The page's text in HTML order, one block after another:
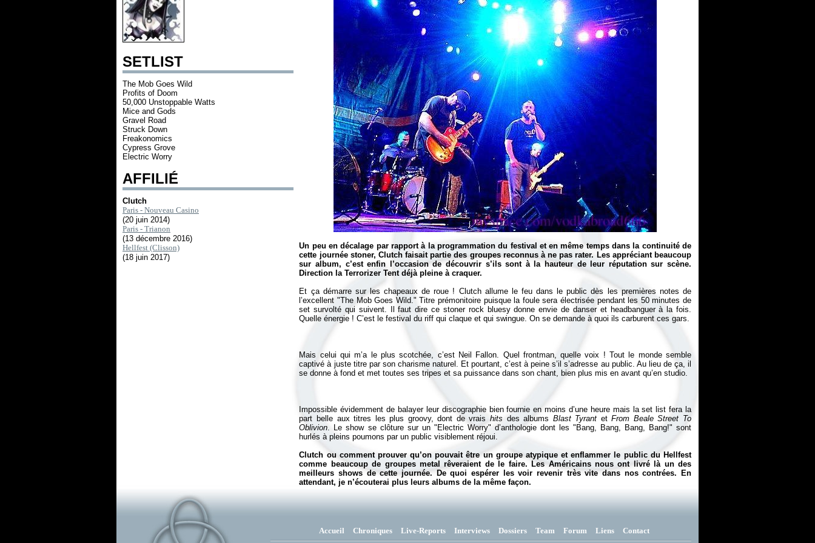
SETLIST
The Mob Goes Wild
Profits of Doom
50,000 Unstoppable Watts
Mice and Gods
Gravel Road
Struck Down
Freakonomics
Cypress Grove
Electric Worry
AFFILIÉ
Clutch
Paris - Nouveau Casino
(20 juin 2014)
Paris - Trianon
(13 décembre 2016)
Hellfest (Clisson)
(18 juin 2017)
Un peu en décalage par rapport à la programmation du festival et en même temps dans la continuité de
cette journée stoner, Clutch faisait partie des groupes reconnus à ne pas rater. Les appréciant beaucoup
sur album, c’est enfin l’occasion de découvrir s’ils sont à la hauteur de leur réputation sur scène.
Direction la Terrorizer Tent déjà pleine à craquer.
Et ça démarre sur les chapeaux de roue ! Clutch allume le feu dans le public dès les premières notes de
l’excellent "The Mob Goes Wild." Titre prémonitoire puisque la foule sera électrisée pendant les 50 minutes de
set survolté qui suivent. Il faut dire ce stoner rock bluesy donne envie de danser et headbanguer à la fois.
Quelle énergie ! C’est le festival du riff qui claque et qui swingue. On se demande à quoi ils carburent ces gars.
Mais celui qui m’a le plus scotchée, c’est Neil Fallon. Quel frontman, quelle voix ! Tout le monde semble
captivé à juste titre par son charisme naturel. Et pourtant, c’est à peine s’il s’adresse au public. Au lieu de ça, il
se donne à fond et met toutes ses tripes et sa puissance dans son chant, bien plus mis en avant qu’en studio.
Impossible évidemment de balayer leur discographie bien fournie en moins d’une heure mais la set list fera la
part belle aux titres les plus groovy, dont de vrais hitsdes albums Blast Tyrant etFrom Beale Street To
Oblivion. Le show se clôture sur un "Electric Worry" d’anthologie dont les "Bang, Bang, Bang, Bang!" sont
hurlés à pleins poumons par un public visiblement réjoui.
Clutch ou comment prouver qu’on pouvait être un groupe atypique et enflammer le public du Hellfest
comme beaucoup de groupes metal rêveraient de le faire. Les Américains nous ont livré là un des
meilleurs shows de cette journée. De quoi espérer les voir revenir très vite dans nos contrées. En
attendant, je n’écouterai plus leurs albums de la même façon.
Accueil Chroniques Live-Reports Interviews Dossiers Team Forum Liens Contact